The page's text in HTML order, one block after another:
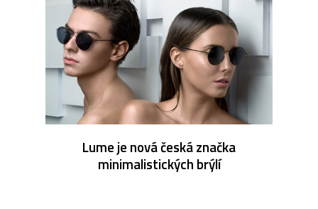
Lume je nová česká značka
minimalistických brýlí